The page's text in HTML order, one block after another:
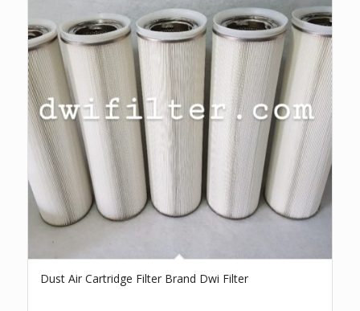
Dust Air Cartridge Filter Brand Dwi Filter